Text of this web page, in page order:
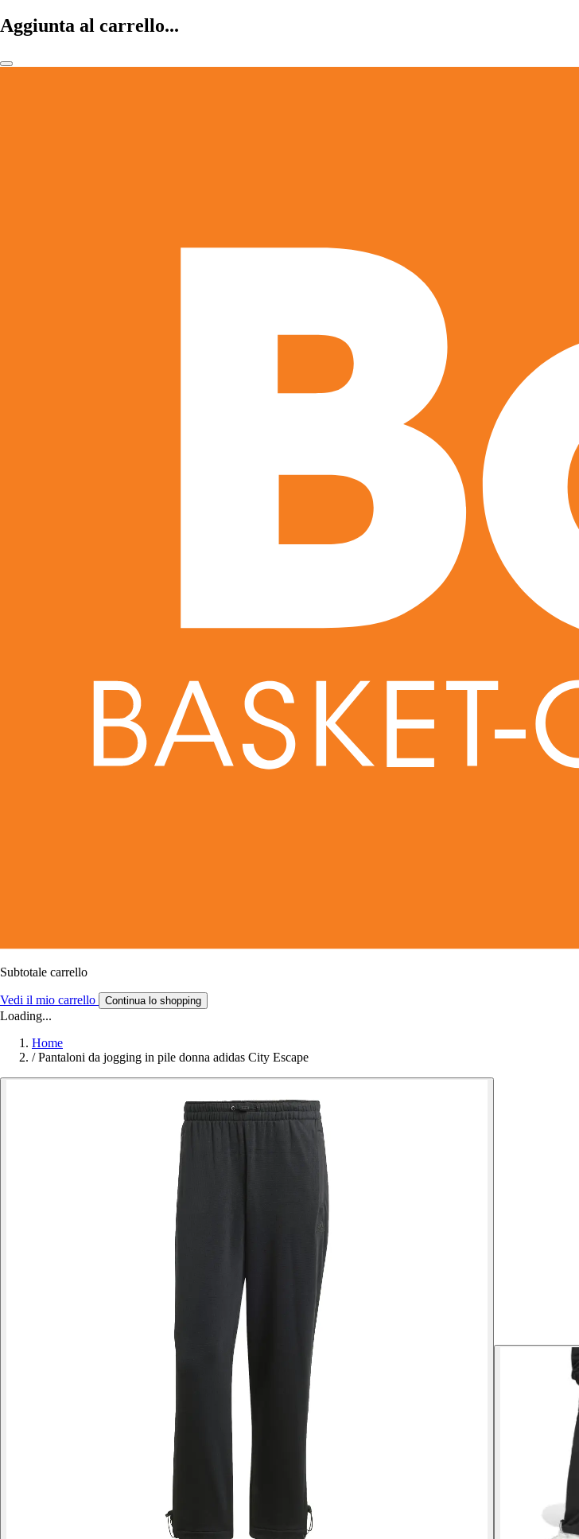
Aggiunta al carrello...
Subtotale carrello
Vedi il mio carrello Continua lo shopping
Loading...
Home
/ Pantaloni da jogging in pile donna adidas City Escape